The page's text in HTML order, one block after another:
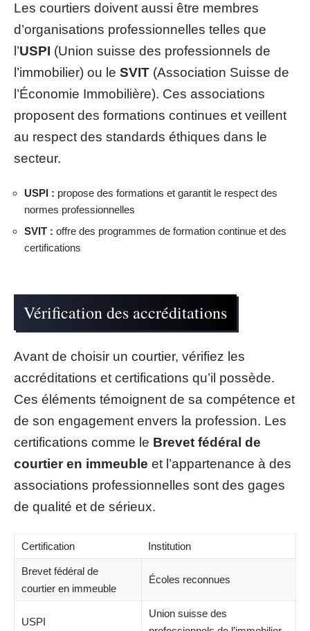
Les courtiers doivent aussi être membres
d’organisations professionnelles telles que
l’USPI (Union suisse des professionnels de
l’immobilier) ou le SVIT (Association Suisse de
l’Économie Immobilière). Ces associations
proposent des formations continues et veillent
au respect des standards éthiques dans le
secteur.
USPI : propose des formations et garantit le respect des
normes professionnelles
SVIT : offre des programmes de formation continue et des
certifications
Vérification des accréditations
Avant de choisir un courtier, vérifiez les
accréditations et certifications qu’il possède.
Ces éléments témoignent de sa compétence et
de son engagement envers la profession. Les
certifications comme le Brevet fédéral de
courtier en immeuble et l’appartenance à des
associations professionnelles sont des gages
de qualité et de sérieux.
Certification Institution
Brevet fédéral de
courtier en immeuble
Écoles reconnues
USPI
Union suisse des